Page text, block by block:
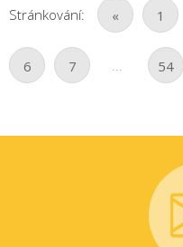
Stránkování: « 1
6 7 ... 54